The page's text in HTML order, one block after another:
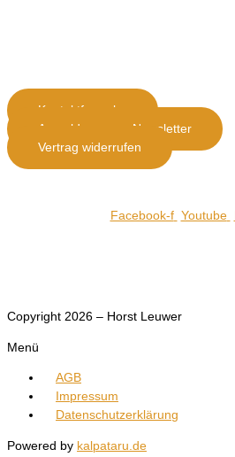
Kontaktformular
Anmeldung zum Newsletter
Vertrag widerrufen
Facebook-f Youtube
Copyright 2026 – Horst Leuwer
Menü
AGB
Impressum
Datenschutzerklärung
Powered by kalpataru.de